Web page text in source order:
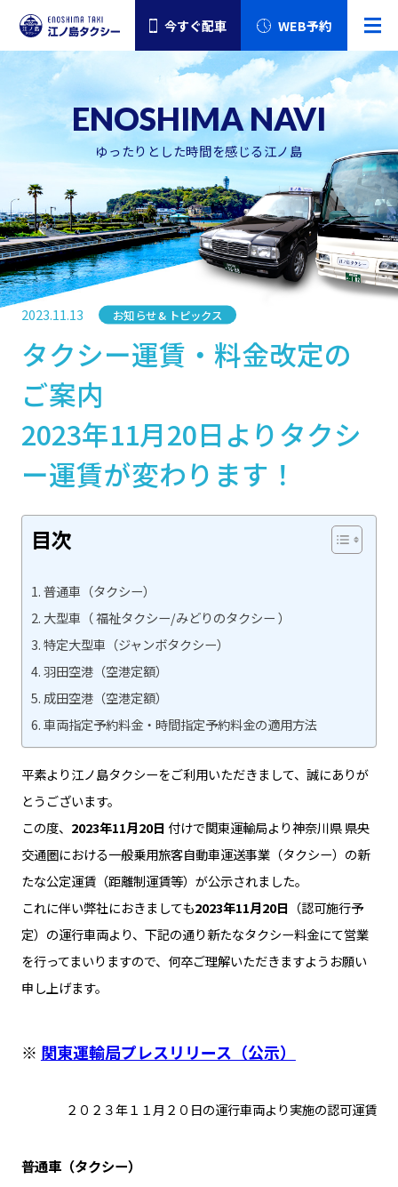
今すぐ配車 WEB予約
ゆったりとした時間を感じる江ノ島
タクシー運賃・料金改定の
ご案内
2023年11月20日よりタクシ
ー運賃が変わります！
2023.11.13 カテゴリー
お知らせ & トピックス
目次
普通車（タクシー）
大型車（ 福祉タクシー/みどりのタクシー ）
特定大型車（ジャンボタクシー）
羽田空港（空港定額）
成田空港（空港定額）
車両指定予約料金・時間指定予約料金の適用方法
平素より江ノ島タクシーをご利用いただきまして、誠にありが
とうございます。
この度、 2023年11月20日 付けで関東運輸局より神奈川県 県央
交通圏における一般乗用旅客自動車運送事業（タクシー）の新
たな公定運賃（距離制運賃等）が公示されました。
これに伴い弊社におきましても2023年11月20日 （認可施行予
定）の運行車両より、下記の通り新たなタクシー料金にて営業
を行ってまいりますので、何卒ご理解いただきますようお願い
申し上げます。
※ 関東運輸局プレスリリース（公示）
２０２３年１１月２０日の運行車両より実施の認可運賃
普通車（タクシー）